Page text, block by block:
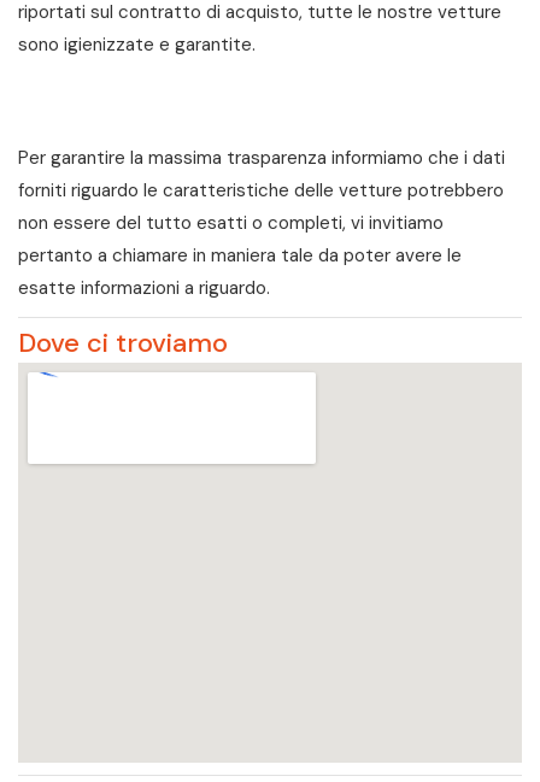
riportati sul contratto di acquisto, tutte le nostre vetture
sono igienizzate e garantite.
Per garantire la massima trasparenza informiamo che i dati
forniti riguardo le caratteristiche delle vetture potrebbero
non essere del tutto esatti o completi, vi invitiamo
pertanto a chiamare in maniera tale da poter avere le
esatte informazioni a riguardo.
Dove ci troviamo